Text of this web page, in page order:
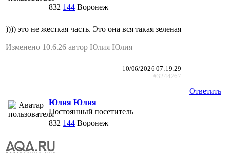
832 144 Воронеж
)))) это не жесткая часть. Это она вся такая зеленая
Изменено 10.6.26 автор Юлия Юлия
10/06/2026 07:19:29
#3244267
Ответить
Юлия Юлия
Постоянный посетитель
832 144 Воронеж